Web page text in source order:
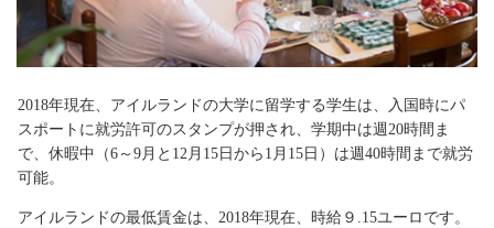
2018年現在、アイルランドの大学に留学する学生は、入国時にパ
スポートに就労許可のスタンプが押され、学期中は週20時間ま
で、休暇中（6～9月と12月15日から1月15日）は週40時間まで就労
可能。
アイルランドの最低賃金は、2018年現在、時給９.15ユーロです。